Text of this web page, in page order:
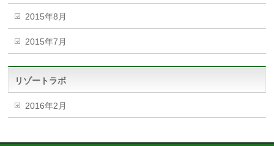
2015年8月
2015年7月
リゾートラボ
2016年2月